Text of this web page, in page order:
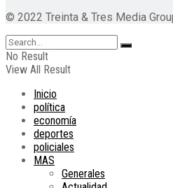
© 2022 Treinta & Tres Media
No Result
View All Result
Inicio
política
economía
deportes
policiales
MAS
Generales